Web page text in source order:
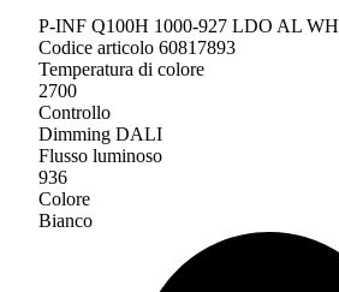
P-INF Q100H 1000-927 LDO AL WH
Codice articolo 60817893
Temperatura di colore
2700
Controllo
Dimming DALI
Flusso luminoso
936
Colore
Bianco